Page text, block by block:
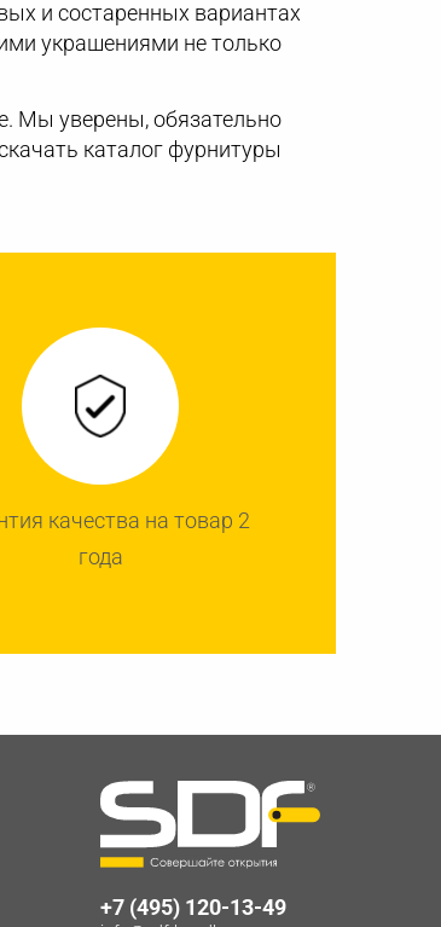
и состаренных вариантах
украшениями не только
Мы уверены, обязательно
каталог фурнитуры
качества на товар 2
года
+7 (495) 120-13-49